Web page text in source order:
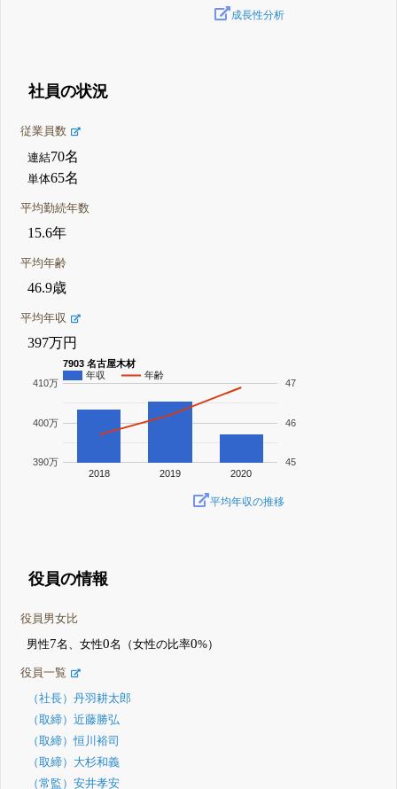
成長性分析
社員の状況
従業員数
連結70名
単体65名
平均勤続年数
15.6年
平均年齢
46.9歳
平均年収
397万円
7903 名古屋木材
年収
年齢
2018 2019 2020
390万
400万
410万
45
46
47
平均年収の推移
役員の情報
役員男女比
男性7名、女性0名（女性の比率0%）
役員一覧
（社長）丹羽耕太郎
（取締）近藤勝弘
（取締）恒川裕司
（取締）大杉和義
（常監）安井孝安